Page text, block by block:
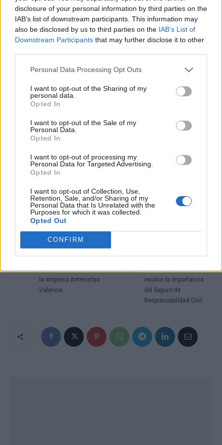
disclosure of your personal information by third parties on the
IAB’s list of downstream participants. This information may
also be disclosed by us to third parties on the IAB’s List of
Downstream Participants that may further disclose it to other
Personal Data Processing Opt Outs
I want to opt-out of the Sharing of my
personal data.
Opted In
I want to opt-out of the Sale of my
Personal Data.
Opted In
I want to opt-out of processing my
Personal Data for Targeted Advertising.
Opted In
I want to opt-out of Collection, Use,
Retention, Sale, and/or Sharing of my
Personal Data that Is Unrelated with the
Purposes for which it was collected.
Opted Out
CONFIRM
Artículo anterior
Servicio de antenistas en
Torrente de la mano de
la empresa Antenistas
Valencia
En el sector de la
construcción, Thenowo
recalca la importancia
del Seguro de
Responsabilidad Civil